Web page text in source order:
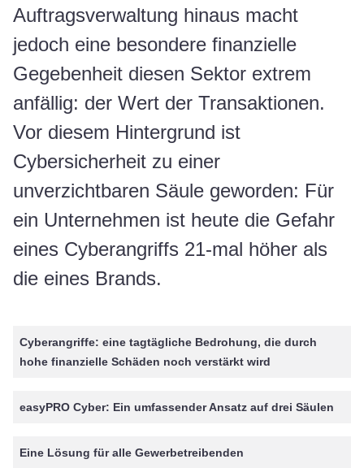
Auftragsverwaltung hinaus macht
jedoch eine besondere finanzielle
Gegebenheit diesen Sektor extrem
anfällig: der Wert der Transaktionen.
Vor diesem Hintergrund ist
Cybersicherheit zu einer
unverzichtbaren Säule geworden: Für
ein Unternehmen ist heute die Gefahr
eines Cyberangriffs 21-mal höher als
die eines Brands.
Cyberangriffe: eine tagtägliche Bedrohung, die durch
hohe finanzielle Schäden noch verstärkt wird
easyPRO Cyber: Ein umfassender Ansatz auf drei Säulen
Eine Lösung für alle Gewerbetreibenden